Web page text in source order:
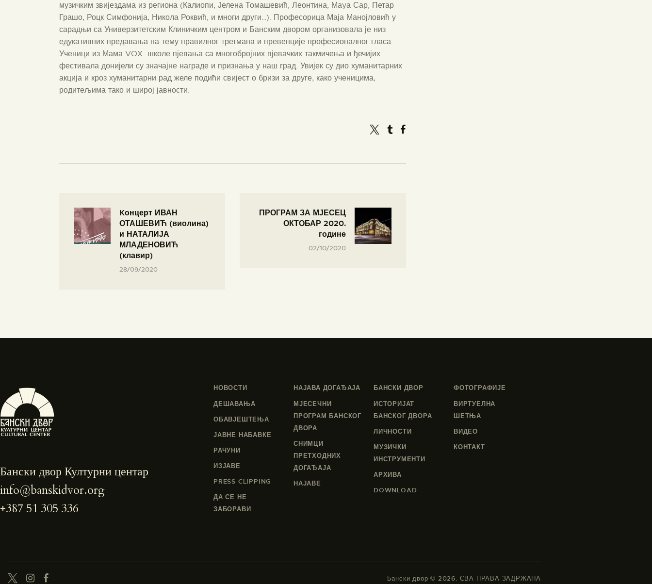
музичким звијездама из региона (Калиопи, Јелена Томашевић, Леонтина, Маyа Сар, Петар
Грашо, Роцк Симфонија, Никола Роквић, и многи други…). Професорица Маја Манојловић у
сарадњи са Универзитетским Клиничким центром и Банским двором организовала је низ
едукативних предавања на тему правилног третмана и превенције професионалног гласа.
Ученици из Мама VOX школе пјевања са многобројних пјевачких такмичења и ђечијих
фестивала донијели су значајне награде и признања у наш град. Увијек су дио хуманитарних
акција и кроз хуманитарни рад желе подићи свијест о бризи за друге, како ученицима,
родитељима тако и широј јавности.
Kонцерт ИВАН
ОТАШЕВИЋ (виолина)
и НАТАЛИЈА
МЛАДЕНОВИЋ
(клавир)
28/09/2020
ПРОГРАМ ЗА МЈЕСЕЦ
ОКТОБАР 2020.
године
02/10/2020
Бански двор Културни центар
info@banskidvor.org
+387 51 305 336
НОВОСТИ
ДЕШАВАЊА
ОБАВЈЕШТЕЊА
ЈАВНЕ НАБАВКЕ
РАЧУНИ
ИЗЈАВЕ
PRESS CLIPPING
ДА СЕ НЕ
ЗАБОРАВИ
НАЈАВА ДОГАЂАЈА
МЈЕСЕЧНИ
ПРОГРАМ БАНСКОГ
ДВОРА
СНИМЦИ
ПРЕТХОДНИХ
ДОГАЂАЈА
НАЈАВЕ
БАНСКИ ДВОР
ИСТОРИЈАТ
БАНСКОГ ДВОРА
ЛИЧНОСТИ
МУЗИЧКИ
ИНСТРУМЕНТИ
АРХИВА
DOWNLOAD
ФОТОГРАФИЈЕ
ВИРТУЕЛНА
ШЕТЊА
ВИДЕО
КОНТАКТ
Бански двор © 2026. СВА ПРАВА ЗАДРЖАНА